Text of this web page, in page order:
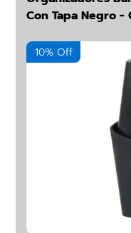
Con Tapa Negro -
10% Off